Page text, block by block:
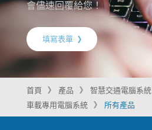
會儘速回覆給您！
填寫表單
首頁 產品
智慧交通電腦系統
車載專用電腦系統
所有產品